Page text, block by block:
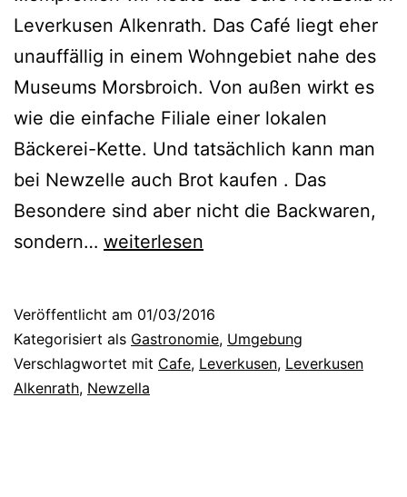
Leverkusen Alkenrath. Das Café liegt eher
unauffällig in einem Wohngebiet nahe des
Museums Morsbroich. Von außen wirkt es
wie die einfache Filiale einer lokalen
Bäckerei-Kette. Und tatsächlich kann man
bei Newzelle auch Brot kaufen . Das
Besondere sind aber nicht die Backwaren,
sondern… F
d
a
s
weiterlesen
Veröffentlicht am 01/03/2016
Kategorisiert als Gastronomie, Umgebung
Verschlagwortet mit Cafe, Leverkusen, Leverkusen
Alkenrath, Newzella